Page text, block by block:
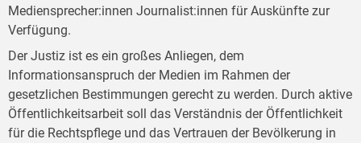
Mediensprecher:innen Journalist:innen für Auskünfte zur
Verfügung.
Der Justiz ist es ein großes Anliegen, dem
Informationsanspruch der Medien im Rahmen der
gesetzlichen Bestimmungen gerecht zu werden. Durch aktive
Öffentlichkeitsarbeit soll das Verständnis der Öffentlichkeit
für die Rechtspflege und das Vertrauen der Bevölkerung in